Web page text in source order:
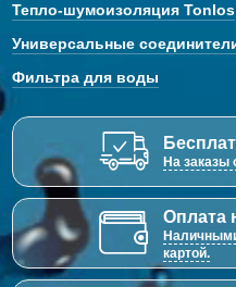
Тепло-шумоизоляция Tonlos
Универсальные
Фильтра для воды
На заказы
Оплата
картой.